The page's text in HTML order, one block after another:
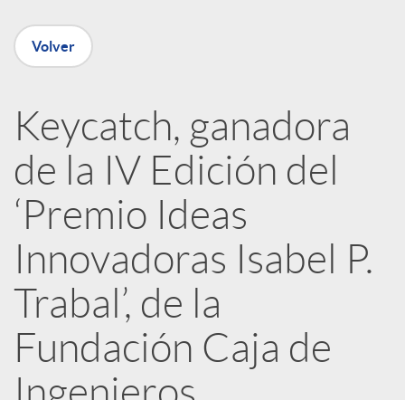
n
R
e
d
e
s
Volver
Keycatch, ganadora
de la IV Edición del
‘Premio Ideas
Innovadoras Isabel P.
Trabal’, de la
Fundación Caja de